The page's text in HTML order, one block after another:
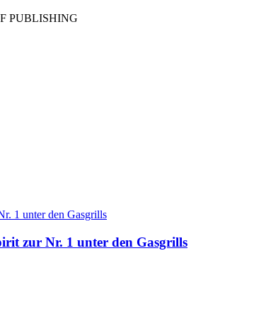
PUBLISHING
zur Nr. 1 unter den Gasgrills